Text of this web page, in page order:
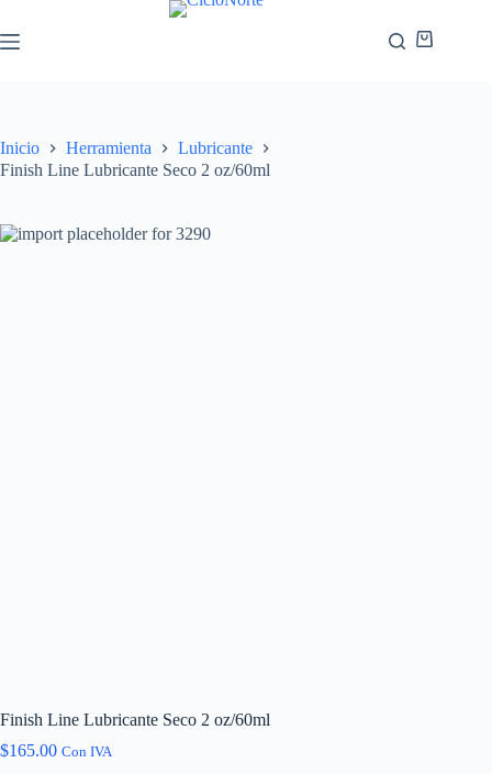
Inicio Herramienta
Lubricante
Finish Line Lubricante Seco 2 oz/60ml
Finish Line Lubricante Seco 2 oz/60ml
$165.00 Con IVA